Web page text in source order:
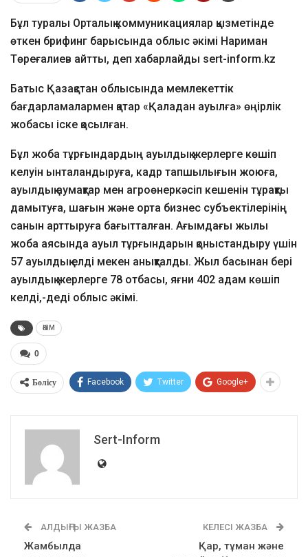
Бұл туралы Орталық коммуникациялар қызметінде
өткен брифинг барысында облыс әкімі Нариман
Төреғалиев айтты, деп хабарлайды sert-inform.kz
Батыс Қазақстан облысында мемлекеттік
бағдарламалармен қатар «Қаладан ауылға» өңірлік
жобасы іске қосылған.
Бұл жоба тұрғындардың ауылдық жерлерге көшіп
келуін ынталандыруға, кадр тапшылығын жоюға,
ауылдық аумақтар мен агроөнеркәсіп кешенін тұрақты
дамытуға, шағын және орта бизнес субъектілерінің
санын арттыруға бағытталған. Ағымдағы жылы
жоба аясында ауыл тұрғындарын қоныстандыру үшін
57 ауылдық елді мекен анықталды. Жыл басынан бері
ауылдық жерлерге 78 отбасы, яғни 402 адам көшіп
келді,-деді облыс әкімі.
ӘКІМ
0
Бөлісу Facebook Twitter Google+
Sert-Inform
АЛДЫҢҒЫ ЖАЗБА
Жамбылда
КЕЛЕСІ ЖАЗБА
Қар, тұман және